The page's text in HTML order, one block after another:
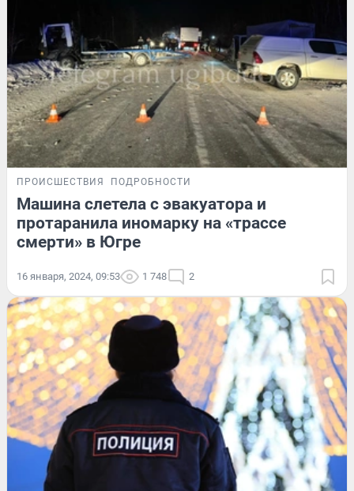
ПРОИСШЕСТВИЯ ПОДРОБНОСТИ
Машина слетела с эвакуатора и
протаранила иномарку на «трассе
смерти» в Югре
16 января, 2024, 09:53 1 748 2